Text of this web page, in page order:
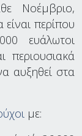
Νοέμβριο,
περίπου
ευάλωτοι
περιουσιακά
αυξηθεί στα
με: